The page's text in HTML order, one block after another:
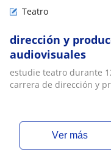
Teatro
dirección y
audiovisuales
estudie teatro durante
carrera de dirección y
ver más